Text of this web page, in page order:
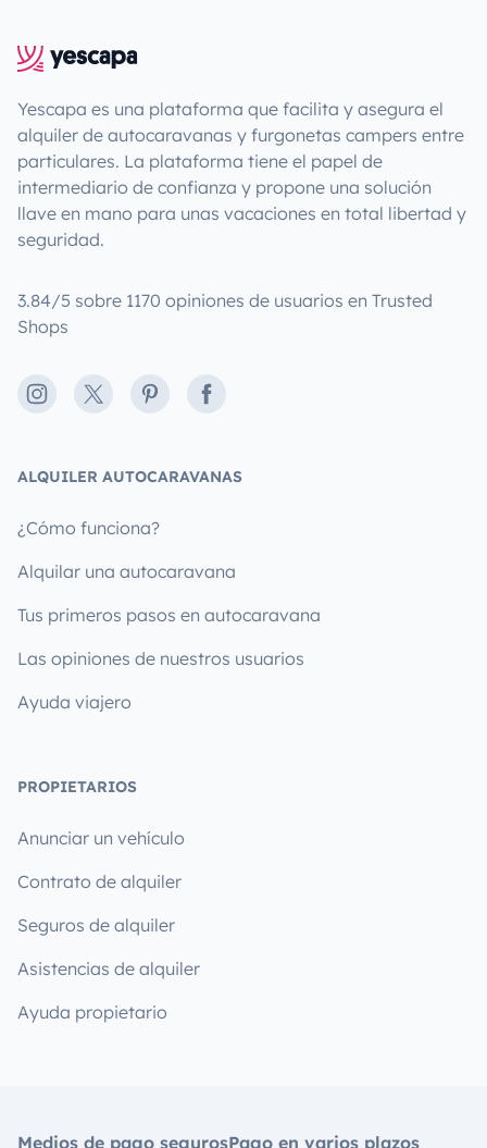
Yescapa es una plataforma que facilita y asegura el
alquiler de autocaravanas y furgonetas campers entre
particulares. La plataforma tiene el papel de
intermediario de confianza y propone una solución
llave en mano para unas vacaciones en total libertad y
seguridad.
3.84/5 sobre 1170 opiniones de usuarios en Trusted
Shops
Instagram
X PinterestFacebook
ALQUILER AUTOCARAVANAS
¿Cómo funciona?
Alquilar una autocaravana
Tus primeros pasos en autocaravana
Las opiniones de nuestros usuarios
Ayuda viajero
PROPIETARIOS
Anunciar un vehículo
Contrato de alquiler
Seguros de alquiler
Asistencias de alquiler
Ayuda propietario
Medios de pago segurosPago en varios plazos